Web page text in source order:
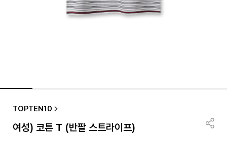
TOPTEN10
여성) 코튼 T (반팔 스트라이프)